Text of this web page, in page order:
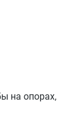
на опорах,